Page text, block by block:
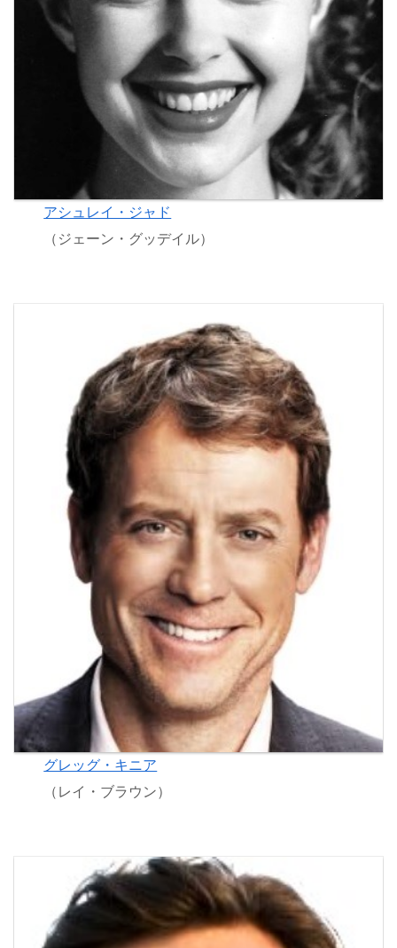
アシュレイ・ジャド
（ジェーン・グッデイル）
グレッグ・キニア
（レイ・ブラウン）